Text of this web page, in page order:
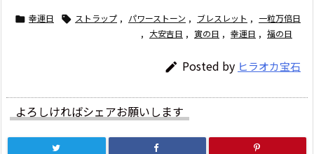
 幸運日  ストラップ , パワーストーン , ブレスレット , 一粒万倍日
, 大安吉日 , 寅の日 , 幸運日 , 福の日
 Posted by ヒラオカ宝石
よろしければシェアお願いします